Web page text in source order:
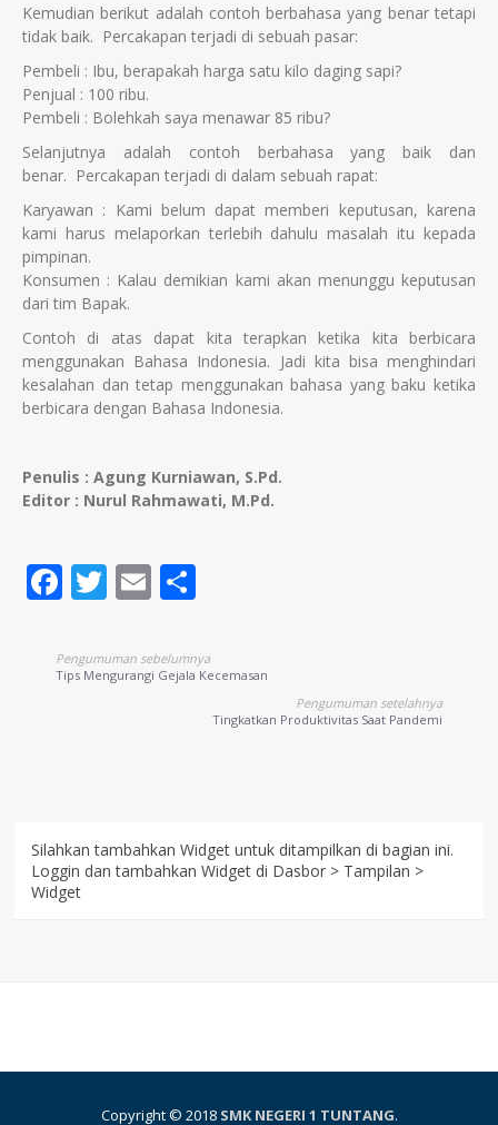
Kemudian berikut adalah contoh berbahasa yang benar tetapi
tidak baik. Percakapan terjadi di sebuah pasar:
Pembeli : Ibu, berapakah harga satu kilo daging sapi?
Penjual : 100 ribu.
Pembeli : Bolehkah saya menawar 85 ribu?
Selanjutnya adalah contoh berbahasa yang baik dan
benar. Percakapan terjadi di dalam sebuah rapat:
Karyawan : Kami belum dapat memberi keputusan, karena
kami harus melaporkan terlebih dahulu masalah itu kepada
pimpinan.
Konsumen : Kalau demikian kami akan menunggu keputusan
dari tim Bapak.
Contoh di atas dapat kita terapkan ketika kita berbicara
menggunakan Bahasa Indonesia. Jadi kita bisa menghindari
kesalahan dan tetap menggunakan bahasa yang baku ketika
berbicara dengan Bahasa Indonesia.
Penulis : Agung Kurniawan, S.Pd.
Editor : Nurul Rahmawati, M.Pd.
Facebook
Twitter
Email
Pengumuman sebelumnya
Tips Mengurangi Gejala Kecemasan
Pengumuman setelahnya
Tingkatkan Produktivitas Saat Pandemi
Silahkan tambahkan Widget untuk ditampilkan di bagian ini.
Loggin dan tambahkan Widget di Dasbor > Tampilan >
Widget
Copyright © 2018 SMK NEGERI 1 TUNTANG.